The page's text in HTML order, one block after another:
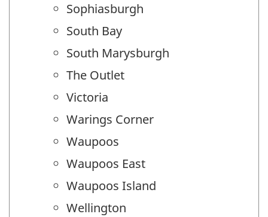
Sophiasburgh
South Bay
South Marysburgh
The Outlet
Victoria
Warings Corner
Waupoos
Waupoos East
Waupoos Island
Wellington